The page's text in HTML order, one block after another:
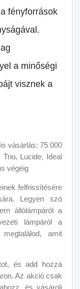
fényforrások
a minőségi
visznek a
vásárlás: 75 000
Lucide, Ideal
végéig
felfrissítésére
Legyen szó
állólámpáról a
lámpáról a
amit
és add hozzá
Az akció csak
és vásárolj